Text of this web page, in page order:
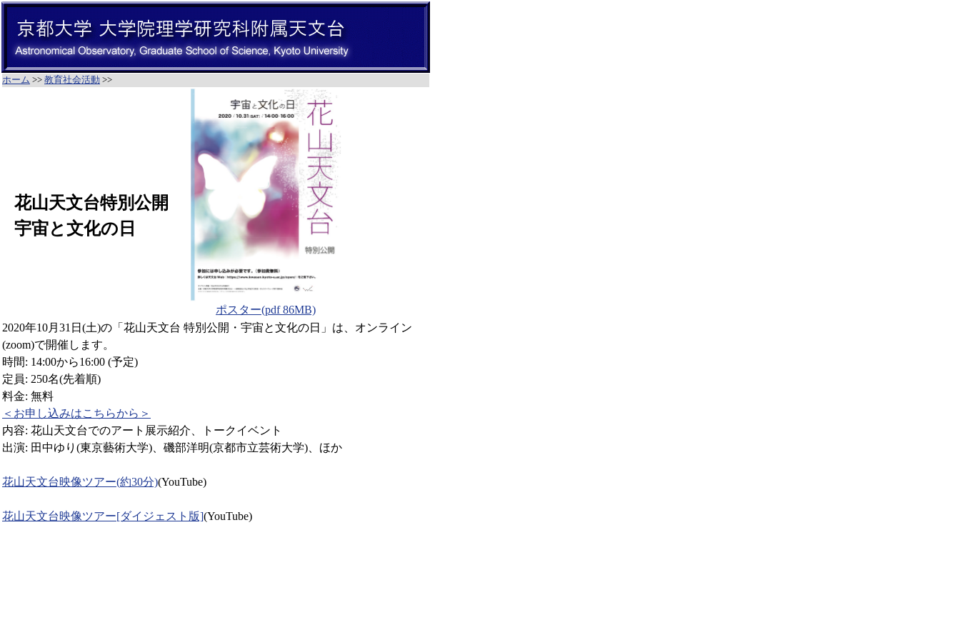
ホーム >> 教育社会活動 >>
花山天文台特別公開
宇宙と文化の日
ポスター(pdf 86MB)
2020年10月31日(土)の「花山天文台 特別公開・宇宙と文化の日」は、オンライン
(zoom)で開催します。
時間: 14:00から16:00 (予定)
定員: 250名(先着順)
料金: 無料
＜お申し込みはこちらから＞
内容: 花山天文台でのアート展示紹介、トークイベント
出演: 田中ゆり(東京藝術大学)、磯部洋明(京都市立芸術大学)、ほか
花山天文台映像ツアー(約30分)(YouTube)
花山天文台映像ツアー[ダイジェスト版](YouTube)